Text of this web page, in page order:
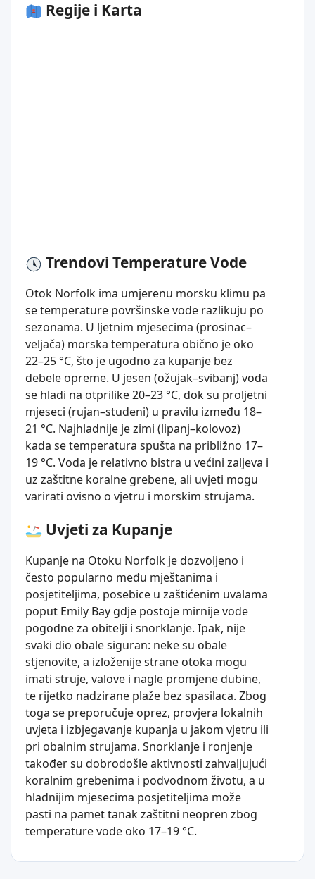
Regije i Karta
Trendovi Temperature Vode
Otok Norfolk ima umjerenu morsku klimu pa
se temperature površinske vode razlikuju po
sezonama. U ljetnim mjesecima (prosinac–
veljača) morska temperatura obično je oko
22–25 °C, što je ugodno za kupanje bez
debele opreme. U jesen (ožujak–svibanj) voda
se hladi na otprilike 20–23 °C, dok su proljetni
mjeseci (rujan–studeni) u pravilu između 18–
21 °C. Najhladnije je zimi (lipanj–kolovoz)
kada se temperatura spušta na približno 17–
19 °C. Voda je relativno bistra u većini zaljeva i
uz zaštitne koralne grebene, ali uvjeti mogu
varirati ovisno o vjetru i morskim strujama.
Uvjeti za Kupanje
Kupanje na Otoku Norfolk je dozvoljeno i
često popularno među mještanima i
posjetiteljima, posebice u zaštićenim uvalama
poput Emily Bay gdje postoje mirnije vode
pogodne za obitelji i snorklanje. Ipak, nije
svaki dio obale siguran: neke su obale
stjenovite, a izloženije strane otoka mogu
imati struje, valove i nagle promjene dubine,
te rijetko nadzirane plaže bez spasilaca. Zbog
toga se preporučuje oprez, provjera lokalnih
uvjeta i izbjegavanje kupanja u jakom vjetru ili
pri obalnim strujama. Snorklanje i ronjenje
također su dobrodošle aktivnosti zahvaljujući
koralnim grebenima i podvodnom životu, a u
hladnijim mjesecima posjetiteljima može
pasti na pamet tanak zaštitni neopren zbog
temperature vode oko 17–19 °C.